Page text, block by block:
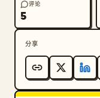
评论
5
分享